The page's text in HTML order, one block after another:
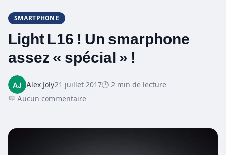
SMARTPHONE
Light L16 ! Un smarphone
assez « spécial » !
Alex Joly21 juillet 2017🕐 2 min de lecture
💬 Aucun commentaire